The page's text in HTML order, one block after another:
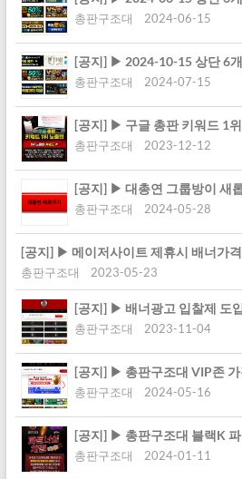
총판구조대 2024-06-15
[공지] ▶ 2024-10-15 상단 6
총판구조대 2024-07-15
[공지] ▶ 구글 총판 키워드 1
총판구조대
2023-12-12
[공지] ▶ 대총연 그룹방이 새
총판구조대 2024-05-28
[공지] ▶ 메이저사이트 제휴시 배너가
총판구조대
2023-05-23
[공지] ▶ 배너광고 입찰제 도
총판구조대 2023-11-04
[공지] ▶ 총판구조대 VIP존 가
총판구조대
2024-05-16
[공지] ▶ 총판구조대 블랙K
총판구조대
2024-01-11